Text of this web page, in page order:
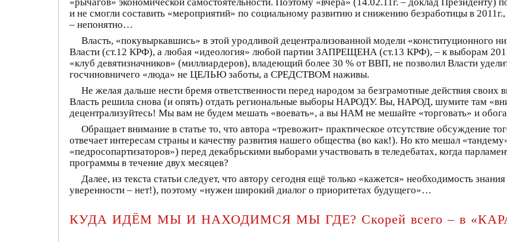
и не смогли составить «мероприятий» по социальному развитию и снижению безработицы в
– непонятно…
Власть, «покувыркавшись» в этой уродливой децентрализованной модели «конституционного
Власти (ст.12 КРФ), а любая «идеология» любой партии ЗАПРЕЩЕНА (ст.13 КРФ), – к выборам
«клуб девятизначников» (миллиардеров), владеющий более 30 % от ВВП, не позволил Власти
госчиновничего «люда» не ЦЕЛЬЮ заботы, а СРЕДСТВОМ наживы.
Не желая дальше нести бремя ответственности перед народом за безграмотные действия своих
Власть решила снова (и опять) отдать региональные выборы НАРОДУ. Вы, НАРОД, шумите там
децентрализуйтесь! Мы вам не будем мешать «воевать», а вы НАМ не мешайте «торговать» и
Обращает внимание в статье то, что автора «тревожит» практическое отсутствие обсуждение
отвечает интересам страны и качеству развития нашего общества (во как!). Но кто мешал
«педросопартизаторов») перед декабрьскими выборами участвовать в теледебатах, когда
программы в течение двух месяцев?
Далее, из текста статьи следует, что автору сегодня ещё только «кажется» необходимость
уверенности – нет!), поэтому «нужен широкий диалог о приоритетах будущего»…
КУДА ИДЁМ МЫ И НАХОДИМСЯ МЫ ГДЕ? Скорей всего – в